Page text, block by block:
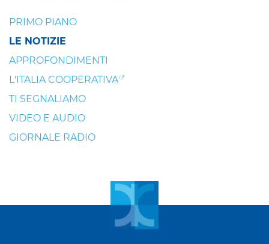
PRIMO PIANO
LE NOTIZIE
APPROFONDIMENTI
L'ITALIA COOPERATIVA
TI SEGNALIAMO
VIDEO E AUDIO
GIORNALE RADIO